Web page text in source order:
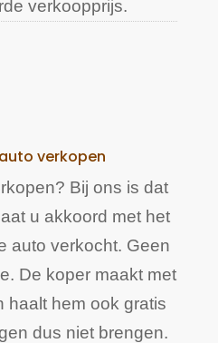
verkoopprijs.
verkopen
Bij ons is dat
u akkoord met het
auto verkocht. Geen
De koper maakt met
haalt hem ook gratis
dus niet brengen.